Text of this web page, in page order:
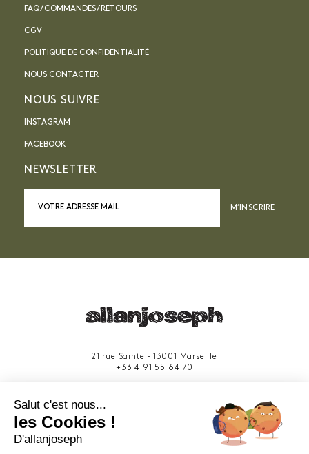
FAQ / COMMANDES / RETOURS
CGV
POLITIQUE DE CONFIDENTIALITÉ
NOUS CONTACTER
NOUS SUIVRE
INSTAGRAM
FACEBOOK
NEWSLETTER
M’INSCRIRE
21 rue Sainte - 13001 Marseille
+33 4 91 55 64 70
Salut c'est nous...
les Cookies !
D'allanjoseph